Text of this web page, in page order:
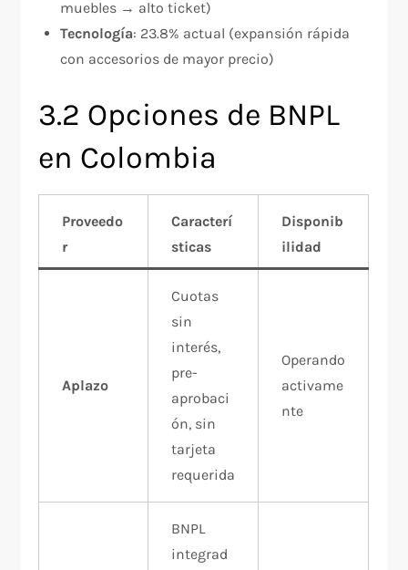
muebles → alto ticket)​
Tecnología: 23.8% actual (expansión rápida
con accesorios de mayor precio)​
3.2 Opciones de BNPL
en Colombia
Proveedo
r
Caracterí
sticas
Disponib
ilidad
Aplazo
Cuotas
sin
interés,
pre-
aprobaci
ón, sin
tarjeta
requerida
Operando
activame
nte
BNPL
integrad